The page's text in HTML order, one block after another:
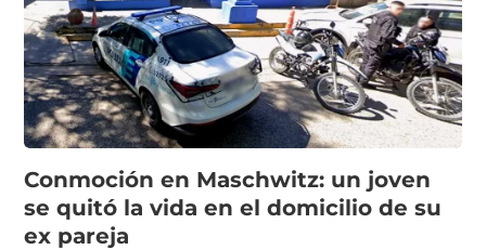
Conmoción en Maschwitz: un joven
se quitó la vida en el domicilio de su
ex pareja